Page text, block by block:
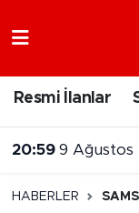
Resmi İlanlar
20:59 9 Ağustos
HABERLER
Samsun